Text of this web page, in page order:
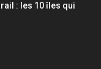
: les 10 îles qui